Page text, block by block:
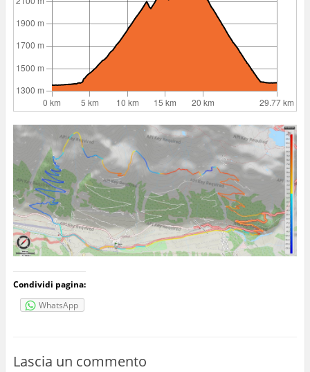
Condividi pagina:
WhatsApp
Lascia un commento